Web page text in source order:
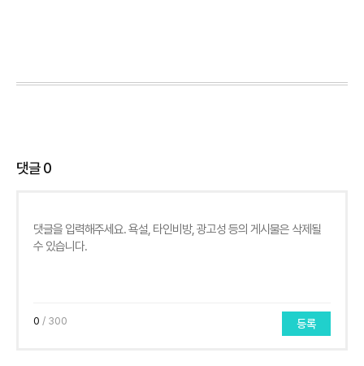
댓글0
0 / 300 등록